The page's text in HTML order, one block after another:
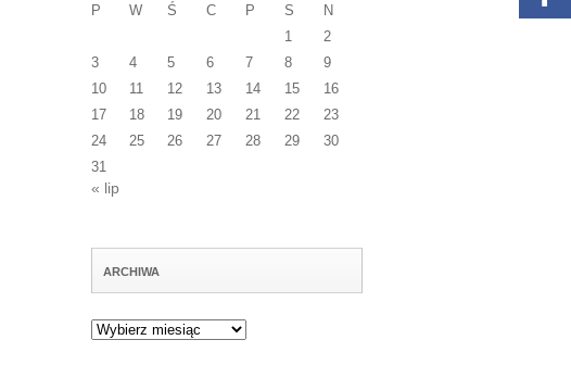
P
W Ś C P S
N
1
2
3
4 5 6 7 8
9
10
11 12 13 14 15
16
17
18 19 20 21 22
23
24
25 26 27 28 29
30
31
« lip
ARCHIWA
Archiwa